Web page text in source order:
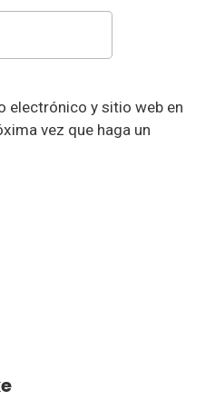
electrónico y sitio web en
vez que haga un